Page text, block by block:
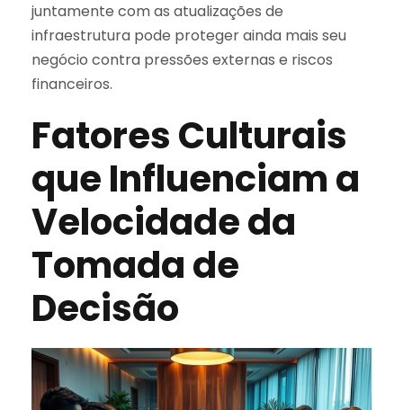
juntamente com as atualizações de
infraestrutura pode proteger ainda mais seu
negócio contra pressões externas e riscos
financeiros.
Fatores Culturais
que Influenciam a
Velocidade da
Tomada de
Decisão